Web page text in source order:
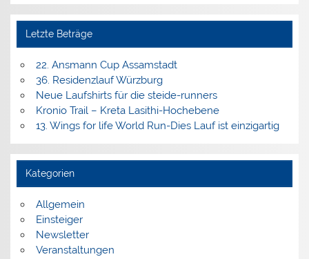
Letzte Beträge
22. Ansmann Cup Assamstadt
36. Residenzlauf Würzburg
Neue Laufshirts für die steide-runners
Kronio Trail – Kreta Lasithi-Hochebene
13. Wings for life World Run-Dies Lauf ist einzigartig
Kategorien
Allgemein
Einsteiger
Newsletter
Veranstaltungen